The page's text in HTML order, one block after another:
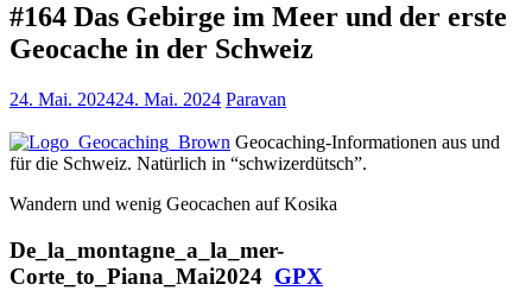
#164 Das Gebirge im Meer und der erste
Geocache in der Schweiz
24. Mai. 202424. Mai. 2024 Paravan
Geocaching-Informationen aus und
für die Schweiz. Natürlich in “schwizerdütsch”.
Wandern und wenig Geocachen auf Kosika
De_la_montagne_a_la_mer-
Corte_to_Piana_Mai2024 GPX